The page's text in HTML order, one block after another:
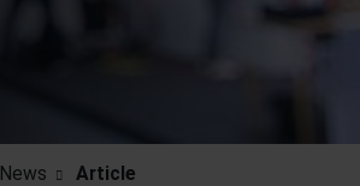
News Article